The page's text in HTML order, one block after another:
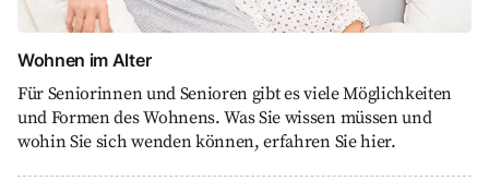
Wohnen im Alter
Für Seniorinnen und Senioren gibt es viele Möglichkeiten
und Formen des Wohnens. Was Sie wissen müssen und
wohin Sie sich wenden können, erfahren Sie hier.